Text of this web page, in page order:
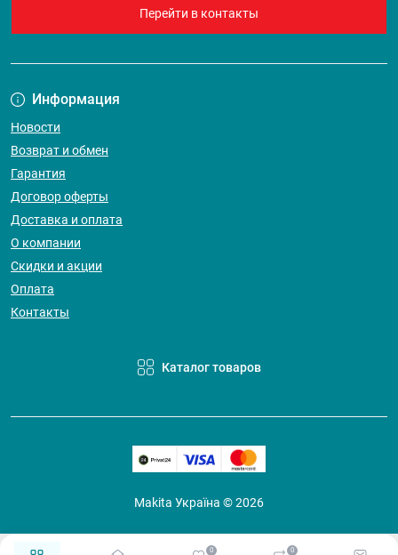
0 0
Перейти в контакты
Информация
Новости
Возврат и обмен
Гарантия
Договор оферты
Доставка и оплата
О компании
Скидки и акции
Оплата
Контакты
Каталог товаров
Makita Україна © 2026